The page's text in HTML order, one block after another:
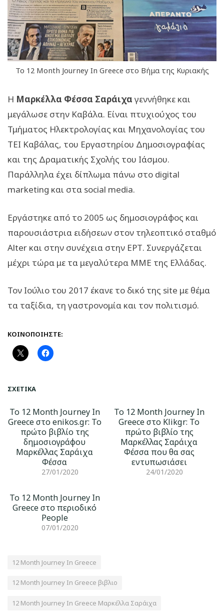
Το 12 Month Journey In Greece στο Βήμα της Κυριακής
Η Μαρκέλλα Φέσσα Σαράιχα γεννήθηκε και
μεγάλωσε στην Καβάλα. Είναι πτυχιούχος του
Τμήματος Ηλεκτρολογίας και Μηχανολογίας του
ΤΕΙ Καβάλας, του Εργαστηρίου Δημοσιογραφίας
και της Δραματικής Σχολής του Ιάσμου.
Παράλληλα έχει δίπλωμα πάνω στο digital
marketing και στα social media.
Εργάστηκε από το 2005 ως δημοσιογράφος και
παρουσιάστρια ειδήσεων στον τηλεοπτικό σταθμό
Alter και στην συνέχεια στην ΕΡΤ. Συνεργάζεται
μέχρι τώρα με τα μεγαλύτερα ΜΜΕ της Ελλάδας.
Τον Ιούλιο του 2017 έκανε το δικό της site με θέμα
τα ταξίδια, τη γαστρονομία και τον πολιτισμό.
ΚΟΙΝΟΠΟΙΉΣΤΕ:
ΣΧΕΤΙΚΆ
To 12 Month Journey In
Greece στο enikos.gr: Το
πρώτο βιβλίο της
δημοσιογράφου
Μαρκέλλας Σαράιχα
Φέσσα
27/01/2020
To 12 Month Journey In
Greece στο Klikgr: Το
πρώτο βιβλίο της
Μαρκέλλας Σαράιχα
Φέσσα που θα σας
εντυπωσιάσει
24/01/2020
To 12 Month Journey In
Greece στο περιοδικό
People
07/01/2020
12 Month Journey In Greece
12 Month Journey In Greece βιβλιο
12 Month Journey In Greece Μαρκέλλα Σαράιχα